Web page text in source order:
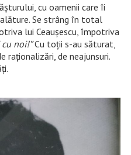
cu oamenii care îi
Se strâng în total
lui Ceaușescu, împotriva
noi!”Cu toții s-au săturat,
raționalizări, de neajunsuri.